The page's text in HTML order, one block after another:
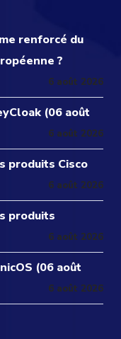
renforcé du
?
6 août 2026
(06 août
6 août 2026
produits Cisco
6 août 2026
produits
6 août 2026
(06 août
6 août 2026